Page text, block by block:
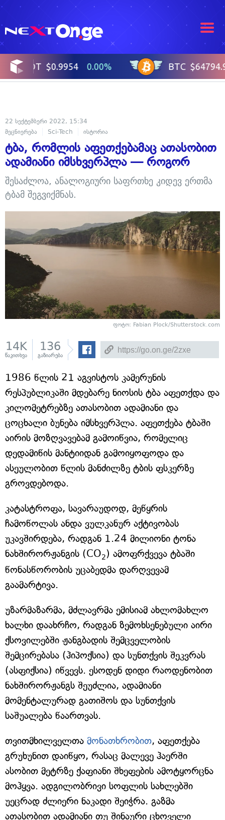
22 სექტემბერი 2022, 15:34
მეცნიერება
Sci-Tech ისტორია
ტბა, რომლის აფეთქებამაც ათასობით
ადამიანი იმსხვერპლა — როგორ
შესაძლოა, ანალოგიური საფრთხე კიდევ ერთმა
ტბამ შეგვიქმნას.
ფოტო: Fabian Plock/Shutterstock.com
14K
წაკითხვა
136
გაზიარება
1986 წლის 21 აგვისტოს კამერუნის
რესპუბლიკაში მდებარე ნიოსის ტბა აფეთქდა და
კილომეტრებზე ათასობით ადამიანი და
ცოცხალი ბუნება იმსხვერპლა. აფეთქება ტბაში
აირის მოზღვავებამ გამოიწვია, რომელიც
დედამიწის მანტიიდან გამოიყოფოდა და
ასეულობით წლის მანძილზე ტბის ფსკერზე
გროვდებოდა.
კატასტროფა, სავარაუდოდ, მეწყრის
ჩამოწოლას ანდა ვულკანურ აქტივობას
უკავშირდება, რადგან 1.24 მილიონი ტონა
ნახშირორჟანგის (CO2) ამოფრქვევა ტბაში
წონასწორობის უცაბედმა დარღვევამ
გაამარტივა.
უზარმაზარმა, მძლავრმა ემისიამ ახლომახლო
ხალხი დაახრჩო, რადგან ზემოხსენებული აირი
ქსოვილებში ჟანგბადის შემცველობის
შემცირებასა (ჰიპოქსია) და სუნთქვის შეკვრას
(ასფიქსია) იწვევს. ესოდენ დიდი რაოდენობით
ნახშირორჟანგს შეუძლია, ადამიანი
მომენტალურად გათიშოს და სუნთქვის
საშუალება წაართვას.
თვითმხილველთა მონათხრობით, აფეთქება
გრუხუნით დაიწყო, რასაც მალევე ჰაერში
ასობით მეტრზე ქაფიანი შხეფების ამოტყორცნა
მოჰყვა. ადგილობრივი სოფლის სახლებში
უეცრად ძლიერი ნაკადი შეიჭრა. გაზმა
ათასობით ადამიანი თუ შინაური ცხოველი